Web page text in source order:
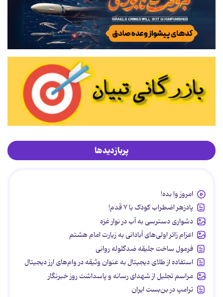
پربازدیدها
امروز وا بده!
پادزهر اضطراب کودک با ۷ قدم!
دشواری دسترسی به آب در نوار غزه
اعزام زائر اولی‌های آبادانی به زیارت امام هشتم
فرمول ساخت جلیقه ضدگلوله روانی
استفاده از طلای دیجیتال به عنوان وثیقه در وام‌های ارز دیجیتال
مراسم تجلیل از شهدای رسانه و پاسداشت روز خبرنگار
ترامپ در بن‌بست ایران